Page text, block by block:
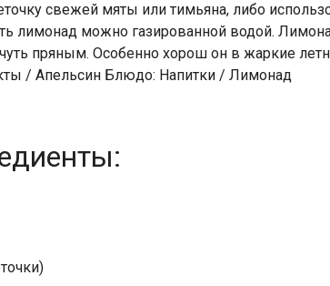
свежей мяты или тимьяна, либо
лимонад можно газированной водой.
пряным. Особенно хорош он в жаркие
/ Апельсин Блюдо: Напитки / Лимонад